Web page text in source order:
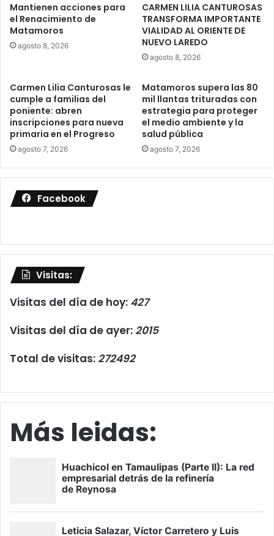
Mantienen acciones para
el Renacimiento de
Matamoros
agosto 8, 2026
CARMEN LILIA CANTUROSAS
TRANSFORMA IMPORTANTE
VIALIDAD AL ORIENTE DE
NUEVO LAREDO
agosto 8, 2026
Carmen Lilia Canturosas le
cumple a familias del
poniente: abren
inscripciones para nueva
primaria en el Progreso
agosto 7, 2026
Matamoros supera las 80
mil llantas trituradas con
estrategia para proteger
el medio ambiente y la
salud pública
agosto 7, 2026
Facebook
Visitas:
Visitas del día de hoy: 427
Visitas del día de ayer: 2015
Total de visitas: 272492
Más leidas: